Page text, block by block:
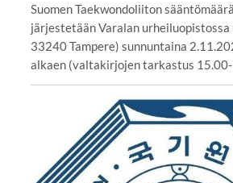
Suomen Taekwondoliiton
järjestetään Varalan
33240 Tampere) sunnuntaina
alkaen (valtakirjojen tarkastus